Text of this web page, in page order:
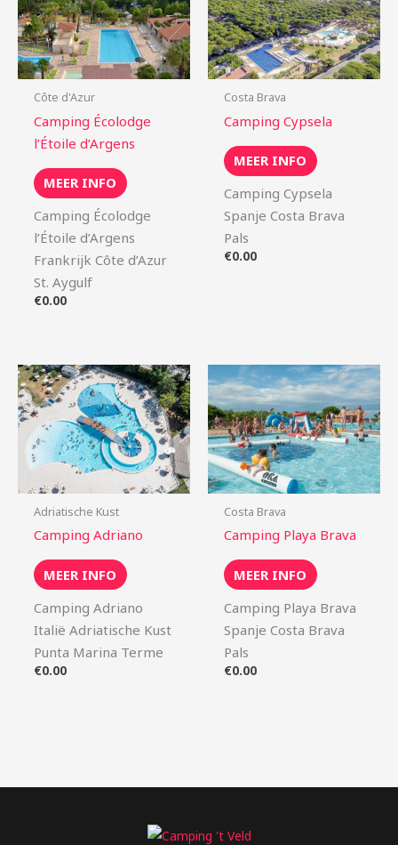
Côte d'Azur
Camping Écolodge
l’Étoile d’Argens
MEER INFO
Camping Écolodge
l’Étoile d’Argens
Frankrijk Côte d’Azur
St. Aygulf
€0.00
Costa Brava
Camping Cypsela
MEER INFO
Camping Cypsela
Spanje Costa Brava
Pals
€0.00
Adriatische Kust
Camping Adriano
MEER INFO
Camping Adriano
Italië Adriatische Kust
Punta Marina Terme
€0.00
Costa Brava
Camping Playa Brava
MEER INFO
Camping Playa Brava
Spanje Costa Brava
Pals
€0.00